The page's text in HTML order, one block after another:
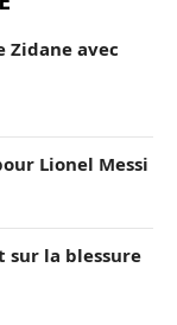
Zidane avec
Lionel Messi
sur la blessure